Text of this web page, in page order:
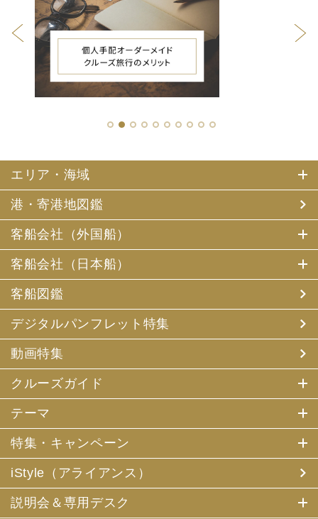
1 2 3 4 5 6 7 8 9 10
エリア・海域
港・寄港地図鑑
客船会社（外国船）
客船会社（日本船）
客船図鑑
デジタルパンフレット特集
動画特集
クルーズガイド
テーマ
特集・キャンペーン
iStyle（アライアンス）
説明会＆専用デスク